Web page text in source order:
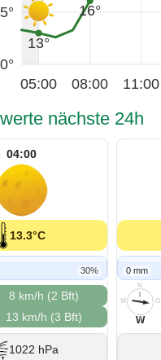
13°
16°
05:00 08:00 11:00
nächste 24h
04:00
13.3°C
30%
8 km/h (2 Bft)
13 km/h (3 Bft)
1022 hPa
0 mm
N
O
S
W
W